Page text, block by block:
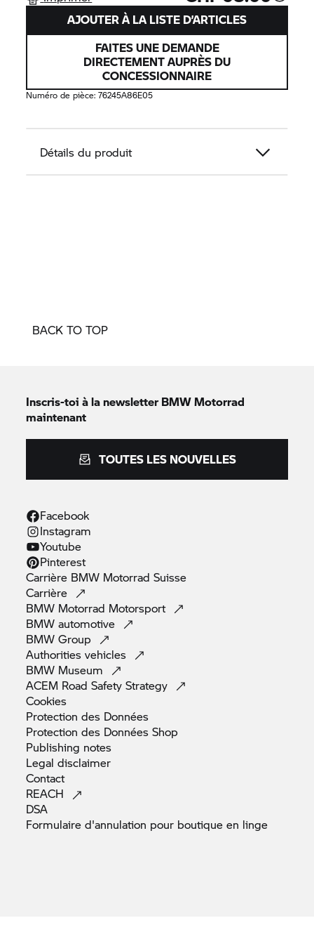
AJOUTER À LA LISTE D’ARTICLES
FAITES UNE DEMANDE
DIRECTEMENT AUPRÈS DU
CONCESSIONNAIRE
Numéro de pièce:76245A86E05
Détails du produit
BACK TO TOP
Inscris-toi à la newsletterBMW Motorrad
maintenant
TOUTES LES NOUVELLES
Facebook
Instagram
Youtube
Pinterest
Carrière BMW Motorrad Suisse
Carrière
BMW Motorrad Motorsport
BMWautomotive
BMWGroup
Authoritiesvehicles
BMW Museum
ACEM Road SafetyStrategy
Cookies
Protection des Données
Protection des DonnéesShop
Publishing notes
Legaldisclaimer
Contact
REACH
DSA
Formulaire d'annulation pour boutique en linge